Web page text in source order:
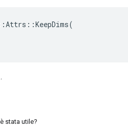
stata utile?